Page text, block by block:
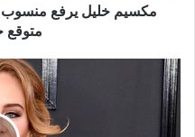
متوقعمكسيم خليل يرفع منسوب
متوقع
مدرب
أديل
يكشف
أسباب